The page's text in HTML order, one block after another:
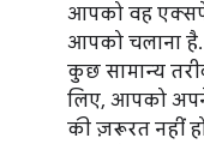
आपको वह
आपको चलाना
कुछ सामान्य
लिए, आपको
की ज़रूरत नहीं